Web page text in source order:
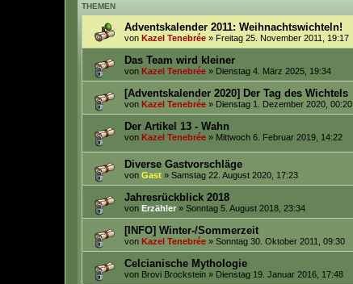
THEMEN
Adventskalender 2011: Weihnachtswichteln!
von Kazel Tenebrée » Freitag 25. November 2011, 19:17
Das Team wird kleiner
von Kazel Tenebrée » Dienstag 4. März 2025, 19:34
[Adventskalender 2020] Der Tag des Wichtels
von Kazel Tenebrée » Dienstag 1. Dezember 2020, 00:20
Der Artikel 13 - Wahn
von Kazel Tenebrée » Mittwoch 6. Februar 2019, 14:22
Diverse Gastvorschläge
von Gast » Samstag 22. August 2020, 17:23
Jahresrückblick 2018
von Erzähler » Sonntag 5. August 2018, 23:34
[INFO] Winter-/Sommerzeit
von Kazel Tenebrée » Sonntag 30. Oktober 2011, 09:30
Celcianische Mythologie
von Brovi Brockstein » Dienstag 19. Januar 2016, 17:48